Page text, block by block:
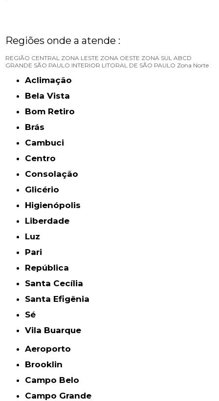
Regiões onde a atende :
REGIÃO CENTRAL ZONA LESTE ZONA OESTE ZONA SUL ABCD
GRANDE SÃO PAULO INTERIOR LITORAL DE SÃO PAULO Zona Norte
Aclimação
Bela Vista
Bom Retiro
Brás
Cambuci
Centro
Consolação
Glicério
Higienópolis
Liberdade
Luz
Pari
República
Santa Cecília
Santa Efigênia
Sé
Vila Buarque
Aeroporto
Brooklin
Campo Belo
Campo Grande